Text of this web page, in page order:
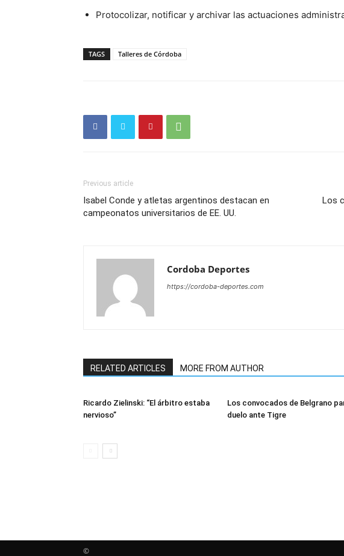
Protocolizar, notificar y archivar las actuaciones
TAGS Talleres de Córdoba
Previous article
Isabel Conde y atletas argentinos destacan en
campeonatos universitarios de EE. UU.
Los
Cordoba Deportes
https://cordoba-deportes.com
RELATED ARTICLES MORE FROM AUTHOR
Ricardo Zielinski: “El árbitro estaba
nervioso”
Los convocados de Belgrano
duelo ante Tigre
©